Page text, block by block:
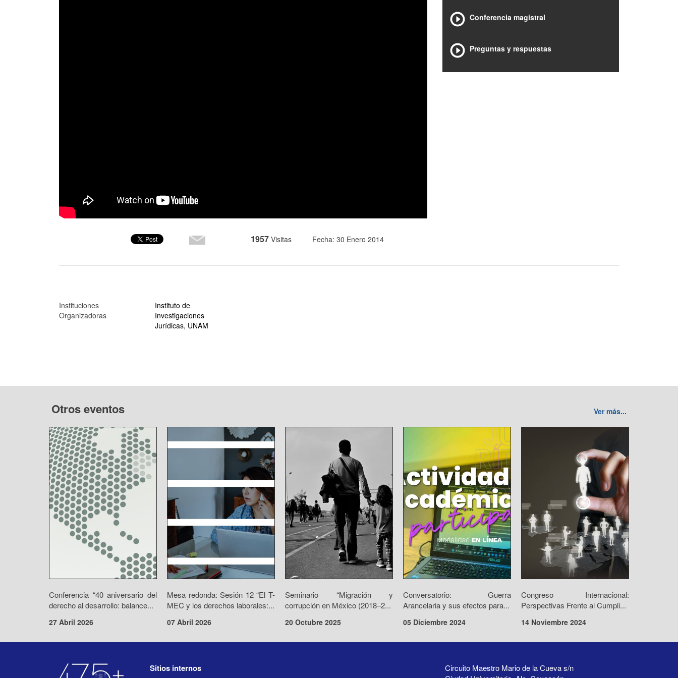
1957 Visitas Fecha: 30 Enero 2014
Conferencia magistral
Preguntas y respuestas
Instituciones
Organizadoras
Instituto de
Investigaciones
Jurídicas, UNAM
Otros eventos Ver más...
Conferencia “40 aniversario del
derecho al desarrollo: balance...
27 Abril 2026
Mesa redonda: Sesión 12 “El T-
MEC y los derechos laborales:...
07 Abril 2026
Seminario “Migración y
corrupción en México (2018–2...
20 Octubre 2025
Conversatorio: Guerra
Arancelaria y sus efectos para...
05 Diciembre 2024
Congreso Internacional:
Perspectivas Frente al Cumpli...
14 Noviembre 2024
Circuito Maestro Mario de la Cueva s/n
Sitios internos